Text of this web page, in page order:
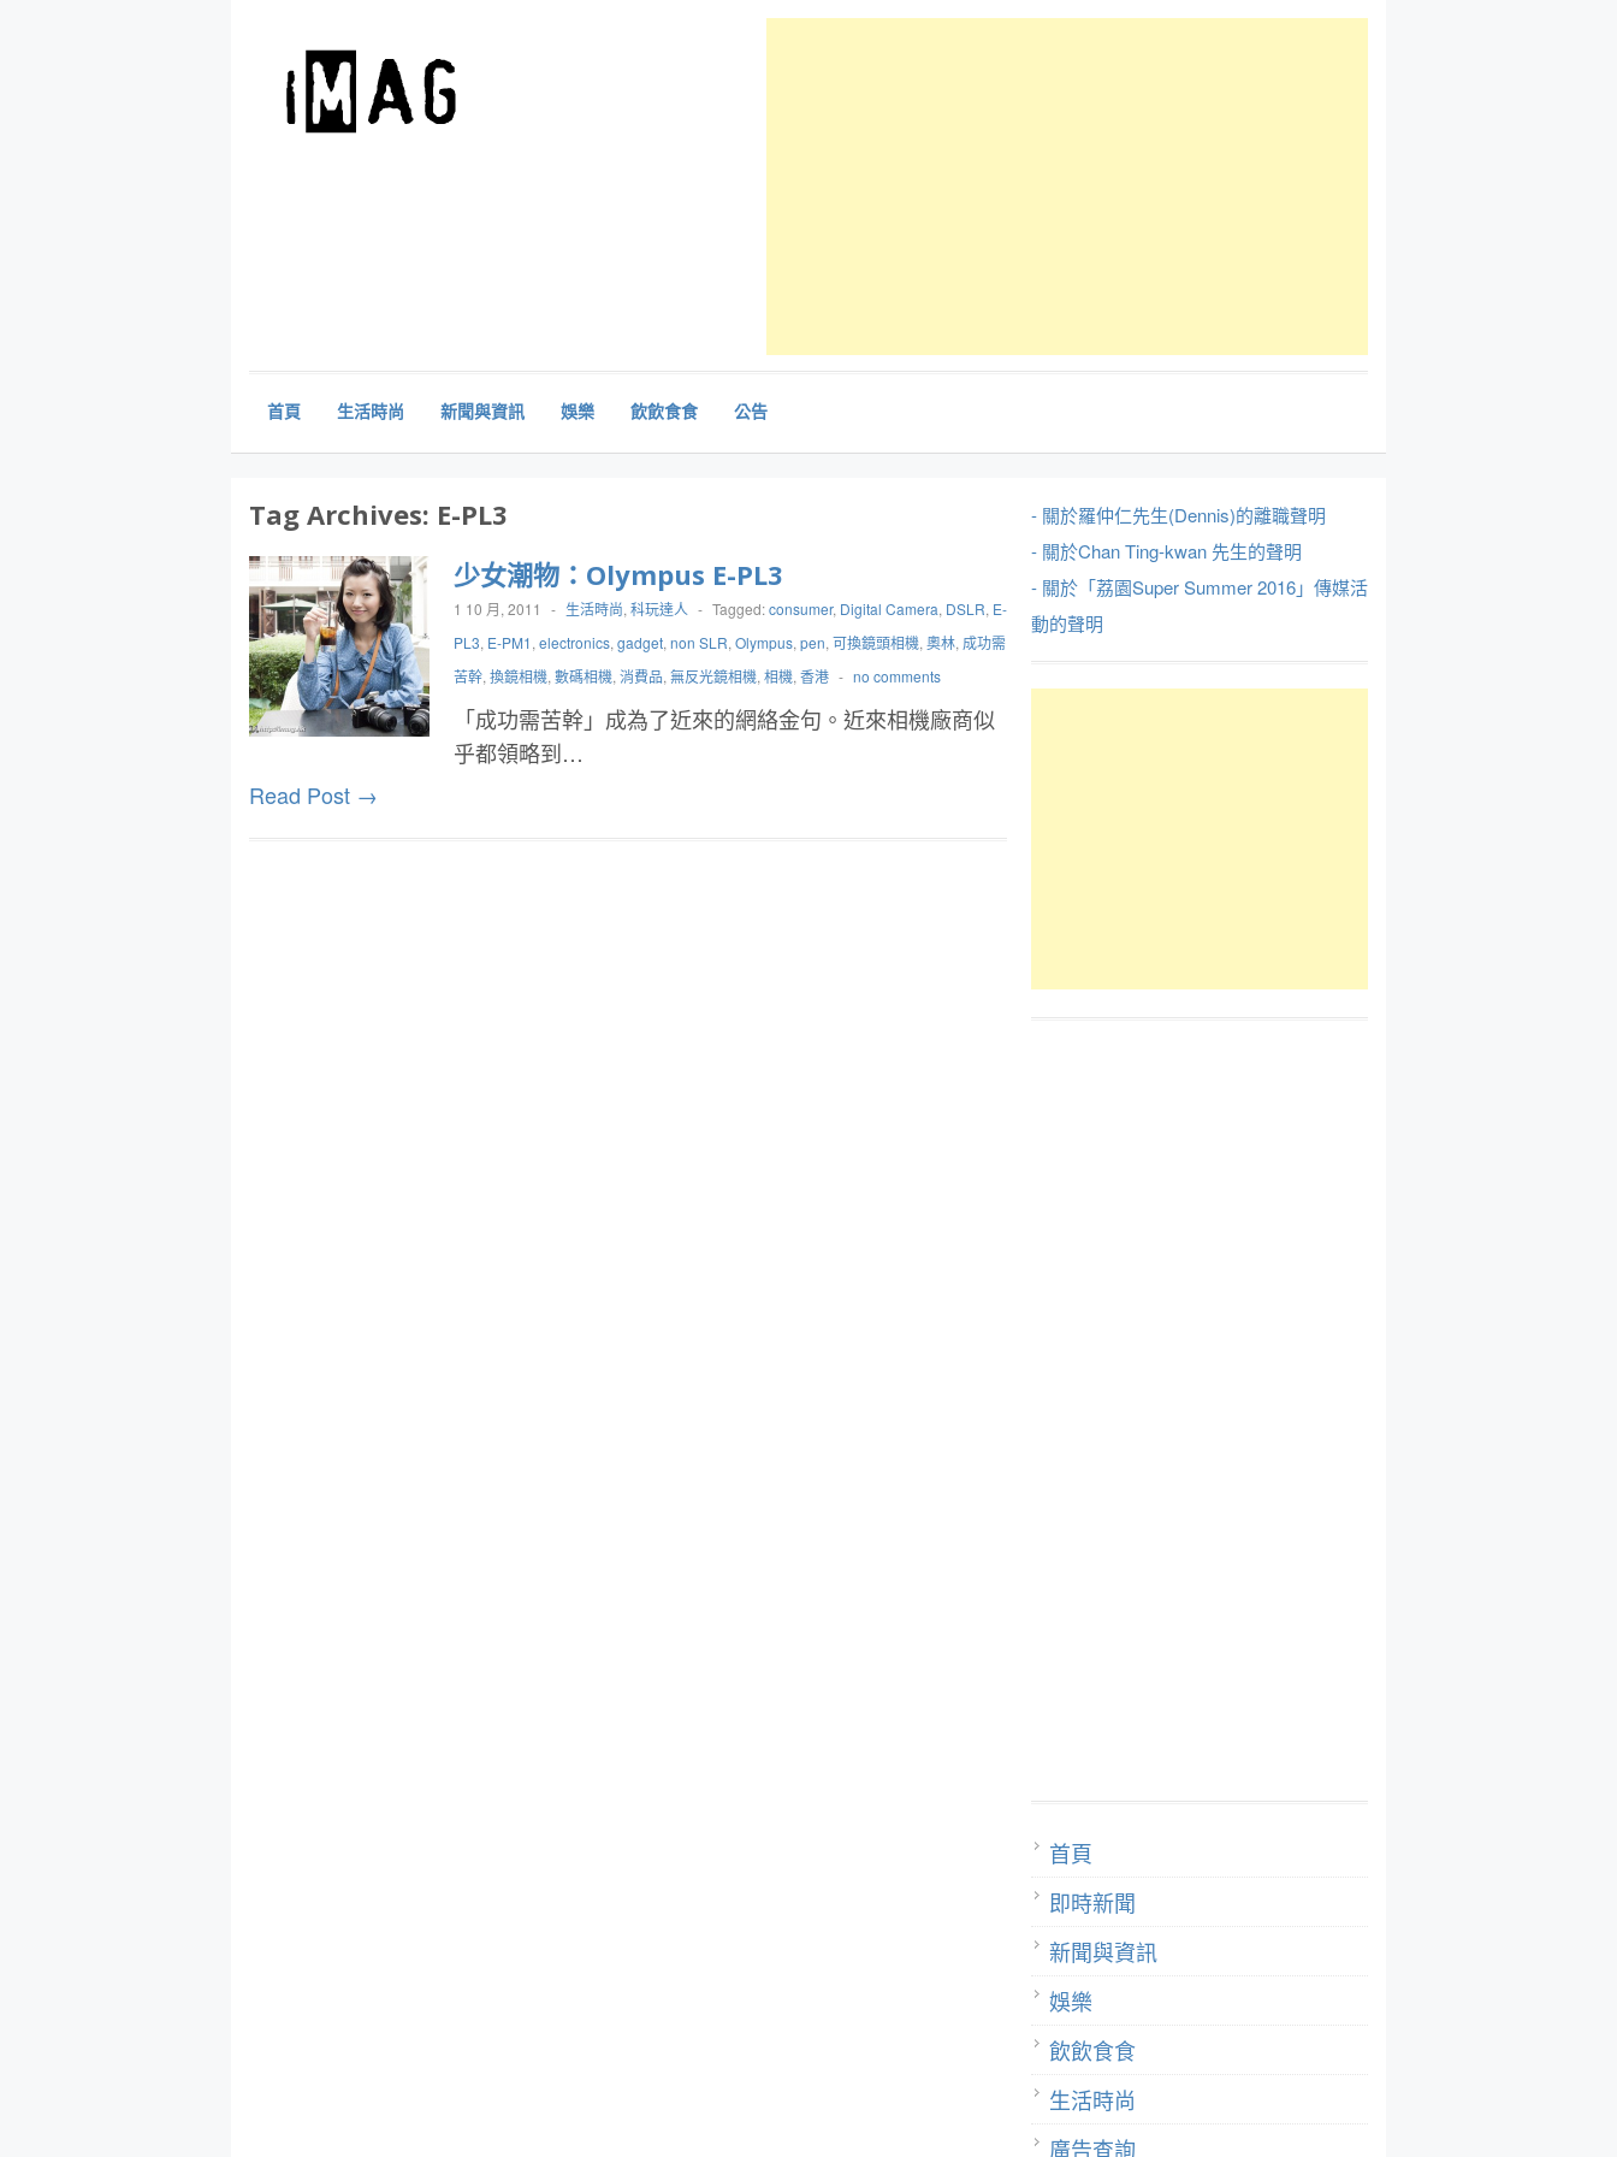
首頁 生活時尚 新聞與資訊 娛樂 飲飲食食 公告
Tag Archives: E-PL3
少女潮物：Olympus E-PL3
1 10 月, 2011 - 生活時尚, 科玩達人 - Tagged:consumer, Digital Camera, DSLR, E-
PL3, E-PM1, electronics, gadget, non SLR, Olympus, pen, 可換鏡頭相機, 奧林, 成功需
苦幹, 換鏡相機, 數碼相機, 消費品, 無反光鏡相機, 相機, 香港 - no comments
「成功需苦幹」成為了近來的網絡金句。近來相機廠商似
乎都領略到…
Read Post →
- 關於羅仲仁先生(Dennis)的離職聲明
- 關於Chan Ting-kwan 先生的聲明
- 關於「荔園Super Summer 2016」傳媒活
動的聲明
首頁
即時新聞
新聞與資訊
娛樂
飲飲食食
生活時尚
廣告查詢